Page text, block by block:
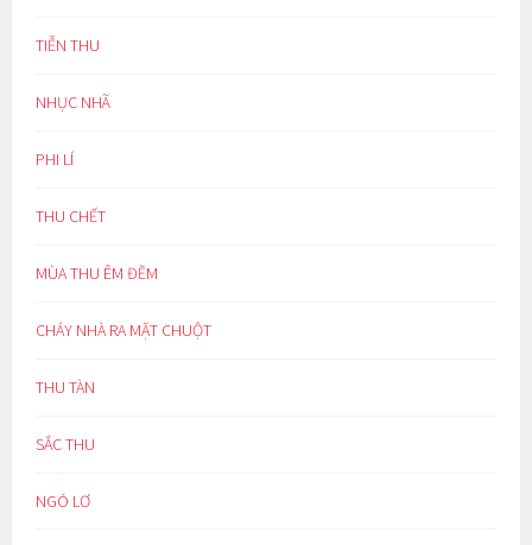
TIỄN THU
NHỤC NHÃ
PHI LÍ
THU CHẾT
MÙA THU ÊM ĐỀM
CHÁY NHÀ RA MẶT CHUỘT
THU TÀN
SẮC THU
NGÓ LƠ